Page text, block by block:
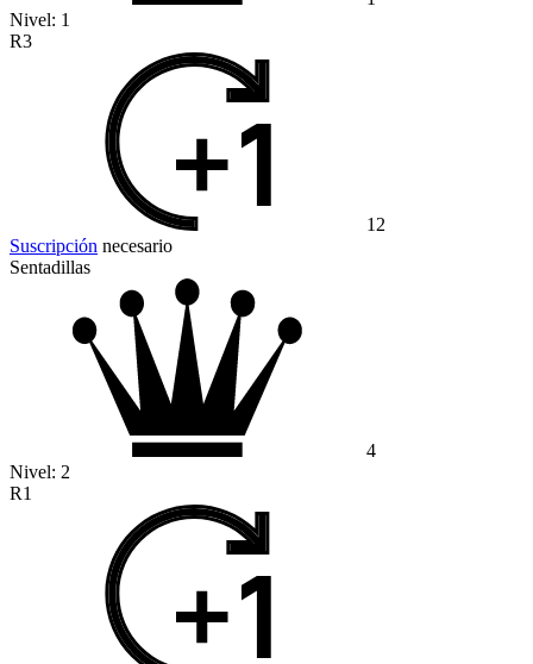
Nivel: 1
R3
12
Suscripción necesario
Sentadillas
4
Nivel: 2
R1